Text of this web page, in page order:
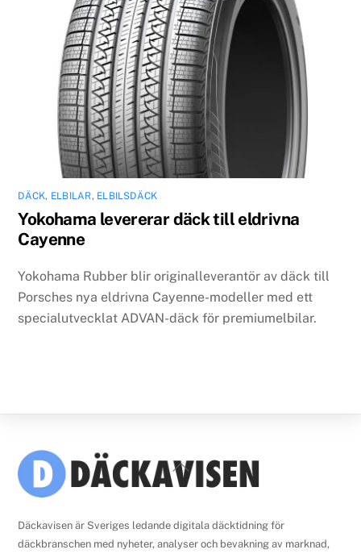
DÄCK, ELBILAR, ELBILSDÄCK
Yokohama levererar däck till eldrivna
Cayenne
Yokohama Rubber blir originalleverantör av däck till
Porsches nya eldrivna Cayenne-modeller med ett
specialutvecklat ADVAN-däck för premiumelbilar.
Back
To
Däckavisen är Sveriges ledande digitala däcktidning för
däckbranschen med nyheter, analyser och bevakning av marknad,